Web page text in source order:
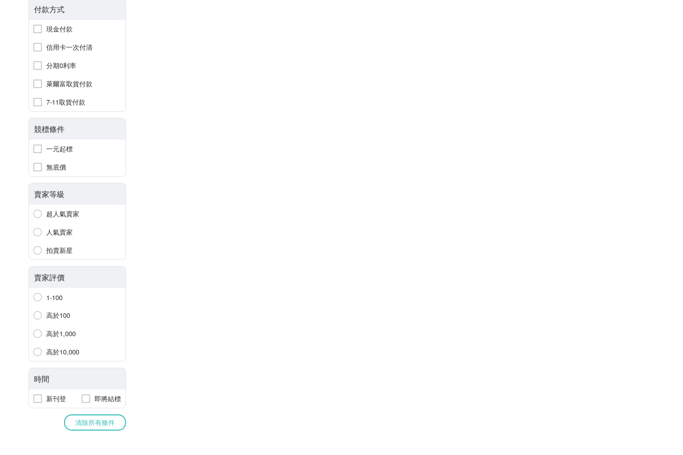
付款方式
現金付款
信用卡一次付清
分期0利率
萊爾富取貨付款
7-11取貨付款
競標條件
一元起標
無底價
賣家等級
超人氣賣家
人氣賣家
拍賣新星
賣家評價
1-100
高於100
高於1,000
高於10,000
時間
新刊登 即將結標
清除所有條件